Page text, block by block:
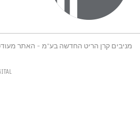
מניבים קרן הריט החדשה בע"מ - האתר מעודכן